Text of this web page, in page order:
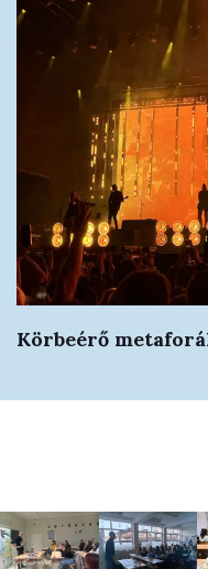
Körbeérő